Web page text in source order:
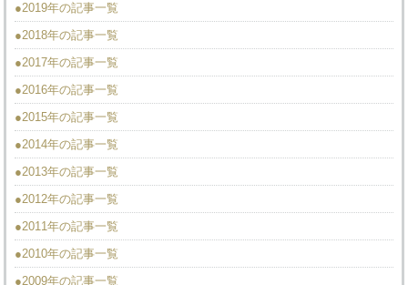
●2019年の記事一覧
●2018年の記事一覧
●2017年の記事一覧
●2016年の記事一覧
●2015年の記事一覧
●2014年の記事一覧
●2013年の記事一覧
●2012年の記事一覧
●2011年の記事一覧
●2010年の記事一覧
●2009年の記事一覧